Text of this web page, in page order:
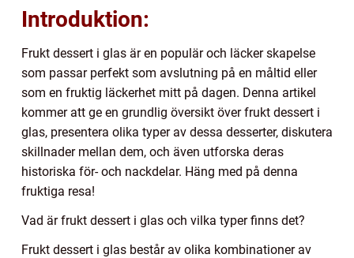
Introduktion:
Frukt dessert i glas är en populär och läcker skapelse
som passar perfekt som avslutning på en måltid eller
som en fruktig läckerhet mitt på dagen. Denna artikel
kommer att ge en grundlig översikt över frukt dessert i
glas, presentera olika typer av dessa desserter, diskutera
skillnader mellan dem, och även utforska deras
historiska för- och nackdelar. Häng med på denna
fruktiga resa!
Vad är frukt dessert i glas och vilka typer finns det?
Frukt dessert i glas består av olika kombinationer av